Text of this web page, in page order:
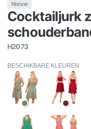
Nieuw
Cocktailjurk
H2073
BESCHIKBARE KLEUREN